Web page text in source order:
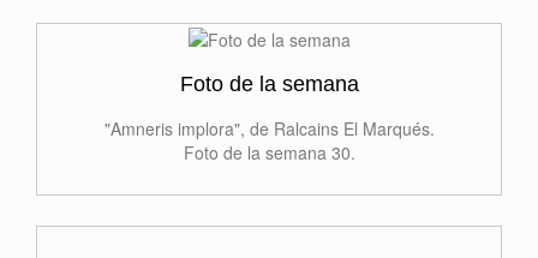
Foto de la semana
"Amneris implora", de Ralcains El Marqués.
Foto de la semana 30.